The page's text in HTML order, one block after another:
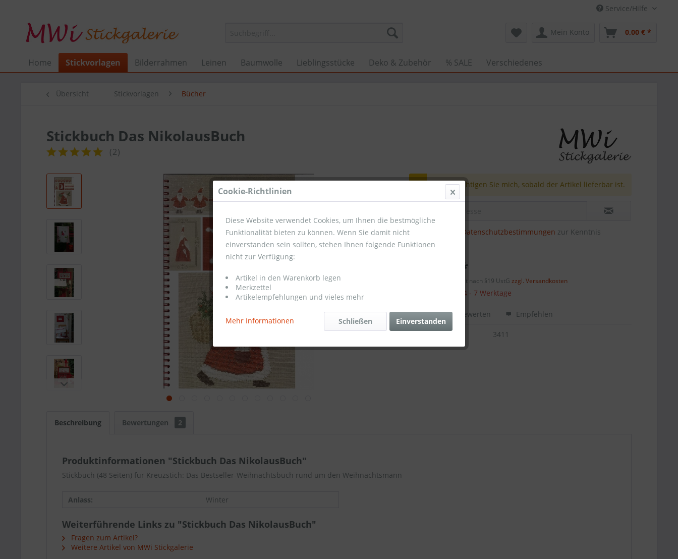
Service/Hilfe
Mein Konto 0,00 € *
Home Stickvorlagen Bilderrahmen Leinen Baumwolle Lieblingsstücke Deko & Zubehör % SALE Verschiedenes
Übersicht Stickvorlagen Bücher
Stickbuch Das NikolausBuch
(2)
Benachrichtigen Sie mich, sobald der Artikel lieferbar ist.
Datenschutzbestimmungen zur Kenntnis
genommen.
23,00 € *
Umsatzsteuerbefreit nach §19 UstGzzgl. Versandkosten
Lieferzeit ca. 4 - 7 Werktage
Merken Bewerten Empfehlen
Artikel-Nr.: 3411
Beschreibung Bewertungen 2
Produktinformationen "Stickbuch Das NikolausBuch"
Stickbuch (48 Seiten) für Kreuzstich: Das Bestseller-Weihnachtsbuch rund um den Weihnachtsmann
Anlass: Winter
Weiterführende Links zu "Stickbuch Das NikolausBuch"
Fragen zum Artikel?
Weitere Artikel von MWi Stickgalerie
Cookie-Richtlinien
Diese Website verwendet Cookies, um Ihnen die bestmögliche
Funktionalität bieten zu können. Wenn Sie damit nicht
einverstanden sein sollten, stehen Ihnen folgende Funktionen
nicht zur Verfügung:
Artikel in den Warenkorb legen
Merkzettel
Artikelempfehlungen und vieles mehr
Mehr Informationen Einverstanden
Schließen